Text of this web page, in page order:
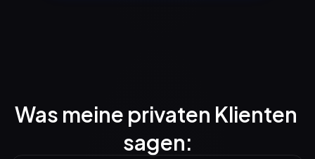
Was meine privaten Klienten
sagen: